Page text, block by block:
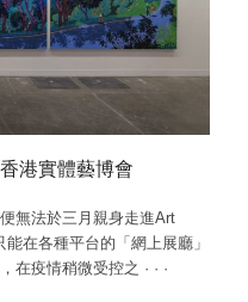
港實體藝博會
無法於三月親身走進Art
在各種平台的「網上展廳」
在疫情稍微受控之 · · ·